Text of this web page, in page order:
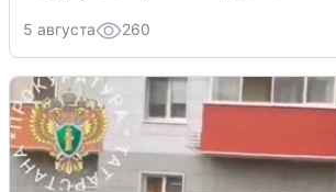
5 августа 260